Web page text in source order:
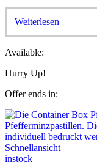
Weiterlesen
Available:
Hurry Up!
Offer ends in:
Schnellansicht
instock